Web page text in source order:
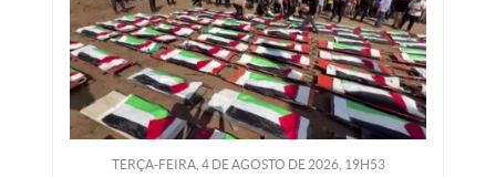
TERÇA-FEIRA, 4DEAGOSTO DE2026, 19H53